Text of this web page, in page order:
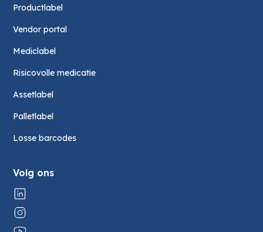
Productlabel
Vendor portal
Mediclabel
Risicovolle medicatie
Assetlabel
Palletlabel
Losse barcodes
Volg ons